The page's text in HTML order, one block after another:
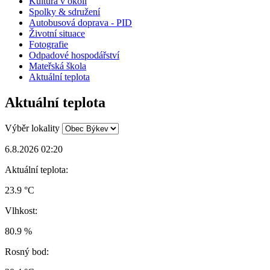
Spolky & sdružení
Autobusová doprava - PID
Životní situace
Fotografie
Odpadové hospodářství
Mateřská škola
Aktuální teplota
Aktuální teplota
Výběr lokality
6.8.2026 02:20
Aktuální teplota:
23.9 °C
Vlhkost:
80.9 %
Rosný bod: